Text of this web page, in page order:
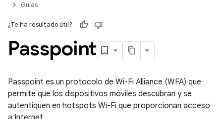
Guías
¿Te ha resultado útil?
Passpoint
Passpoint es un protocolo de Wi-Fi Alliance (WFA) que
permite que los dispositivos móviles descubran y se
autentiquen en hotspots Wi-Fi que proporcionan acceso